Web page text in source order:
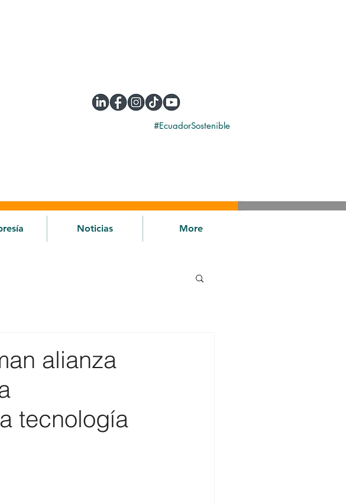
#EcuadorSostenible
Noticias More
alianza
tecnología